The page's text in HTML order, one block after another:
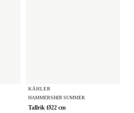
KÄHLER
HAMMERSHØI SUMMER
Tallrik Ø22 cm